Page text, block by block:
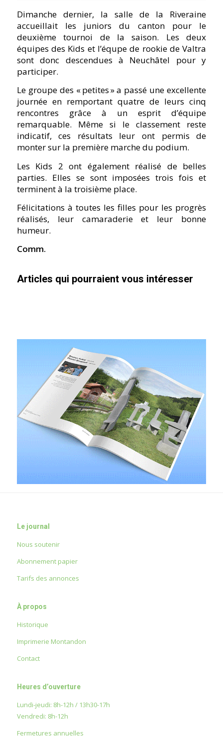
Dimanche dernier, la salle de la Riveraine
accueillait les juniors du canton pour le
deuxième tournoi de la saison. Les deux
équipes des Kids et l’équpe de rookie de Valtra
sont donc descendues à Neuchâtel pour y
participer.
Le groupe des « petites » a passé une excellente
journée en remportant quatre de leurs cinq
rencontres grâce à un esprit d’équipe
remarquable. Même si le classement reste
indicatif, ces résultats leur ont permis de
monter sur la première marche du podium.
Les Kids 2 ont également réalisé de belles
parties. Elles se sont imposées trois fois et
terminent à la troisième place.
Félicitations à toutes les filles pour les progrès
réalisés, leur camaraderie et leur bonne
humeur.
Comm.
Articles qui pourraient vous intéresser
Le journal
Nous soutenir
Abonnement papier
Tarifs des annonces
À propos
Historique
Imprimerie Montandon
Contact
Heures d’ouverture
Lundi-jeudi: 8h-12h / 13h30-17h
Vendredi: 8h-12h
Fermetures annuelles